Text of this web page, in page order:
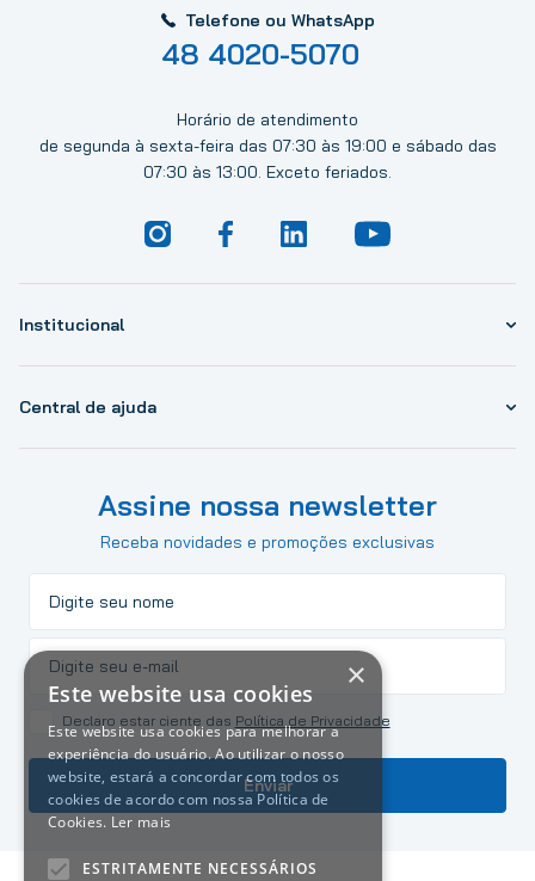
Telefone ou WhatsApp
48 4020-5070
Horário de atendimento
de segunda à sexta-feira das 07:30 às 19:00 e sábado das
07:30 às 13:00. Exceto feriados.
Institucional
Central de ajuda
Assine nossa newsletter
Receba novidades e promoções exclusivas
Declaro estar ciente das Política de Privacidade
Enviar
×
Este website usa cookies
Este website usa cookies para melhorar a
experiência do usuário. Ao utilizar o nosso
website, estará a concordar com todos os
cookies de acordo com nossa Política de
Cookies. Ler mais
ESTRITAMENTE NECESSÁRIOS